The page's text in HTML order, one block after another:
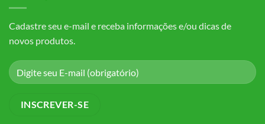
Cadastre seu e-mail e receba informações e/ou dicas de
novos produtos.